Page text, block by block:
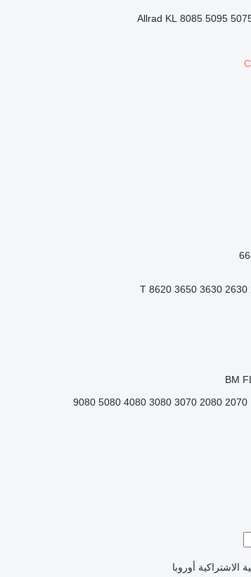
5095
8085
Allrad KL
2630
3630
3650
8620 T
BM FL
2070
2080
3070
3080
4080
5080
9080
الاشتراكية أوروبا